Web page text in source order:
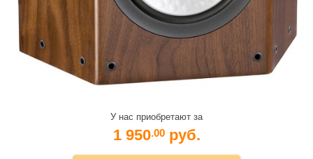
У нас приобретают за
1 950.00 руб.